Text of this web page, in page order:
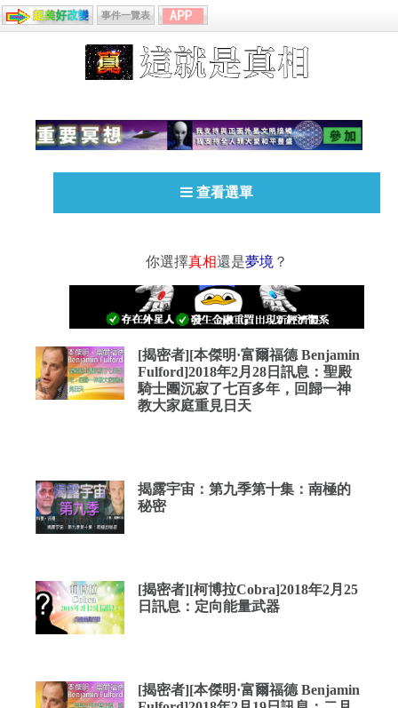
事件一覽表
查看選單
你選擇真相還是夢境 ？
[揭密者][本傑明·富爾福德 Benjamin
Fulford]2018年2月28日訊息：聖殿
騎士團沉寂了七百多年，回歸一神
教大家庭重見日天
揭露宇宙：第九季第十集：南極的
秘密
[揭密者][柯博拉Cobra]2018年2月25
日訊息：定向能量武器
[揭密者][本傑明·富爾福德 Benjamin